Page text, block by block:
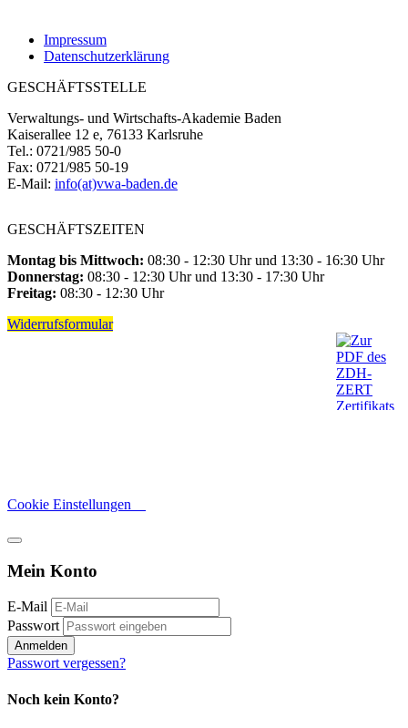
Impressum
Datenschutzerklärung
GESCHÄFTSSTELLE
Verwaltungs- und Wirtschafts-Akademie Baden
Kaiserallee 12 e, 76133 Karlsruhe
Tel.: 0721/985 50-0
Fax: 0721/985 50-19
E-Mail: info(at)vwa-baden.de
GESCHÄFTSZEITEN
Montag bis Mittwoch: 08:30 - 12:30 Uhr und 13:30 - 16:30 Uhr
Donnerstag: 08:30 - 12:30 Uhr und 13:30 - 17:30 Uhr
Freitag: 08:30 - 12:30 Uhr
Widerrufsformular
Cookie Einstellungen
Mein Konto
E-Mail
Passwort
Anmelden
Passwort vergessen?
Noch kein Konto?